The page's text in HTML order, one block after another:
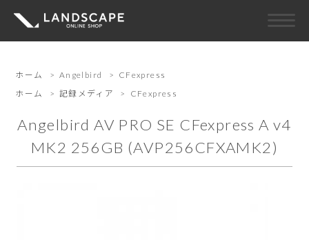
ホーム > Angelbird > CFexpress
ホーム
> 記録メディア > CFexpress
Angelbird AV PRO SE CFexpress A v4
MK2 256GB (AVP256CFXAMK2)